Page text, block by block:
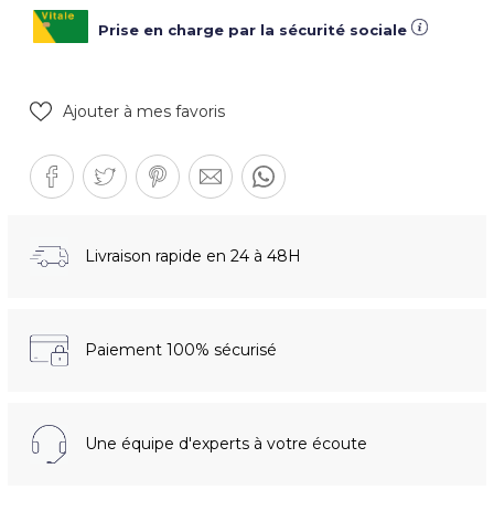
Prise en charge par la sécurité sociale
Ajouter à mes favoris
Livraison rapide en 24 à 48H
Paiement 100% sécurisé
Une équipe d'experts à votre écoute